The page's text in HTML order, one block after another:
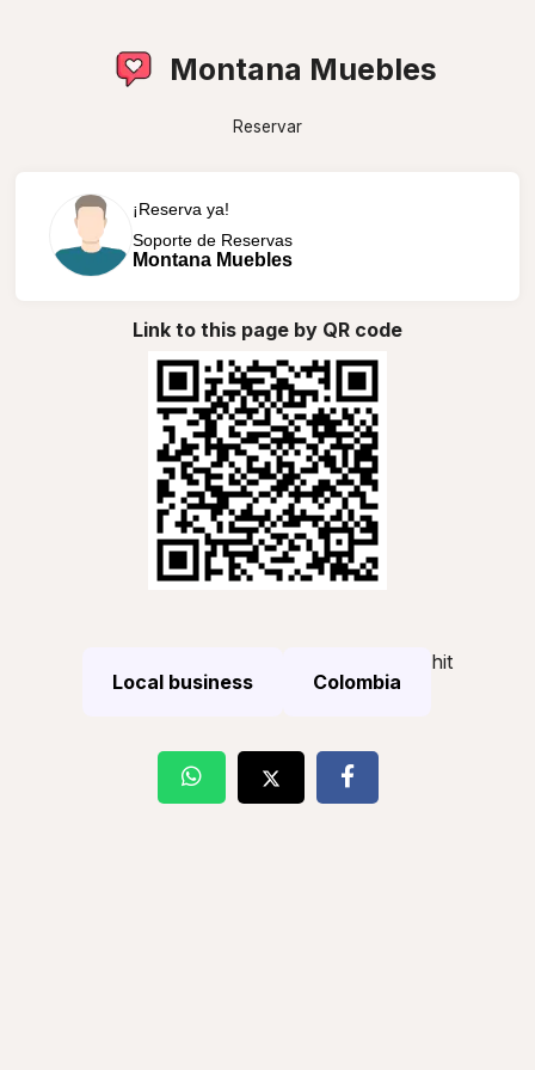
Montana Muebles
Reservar
¡Reserva ya!
Soporte de Reservas
Montana Muebles
Link to this page by QR code
Local business Colombia
hit